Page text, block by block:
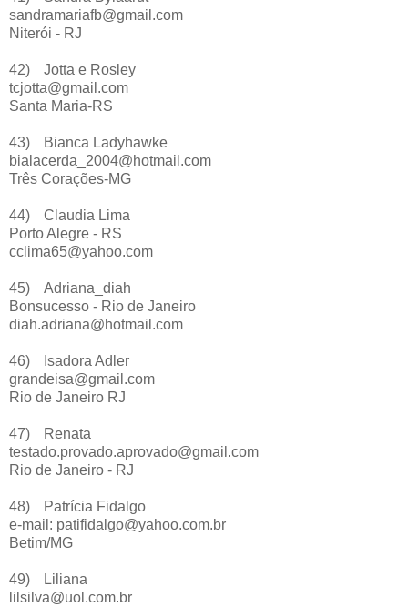
sandramariafb@gmail.com
Niterói - RJ
42)
Jotta e Rosley
tcjotta@gmail.com
Santa Maria-RS
43)
Bianca Ladyhawke
bialacerda_2004@hotmail.com
Três Corações-MG
44)
Claudia Lima
Porto Alegre - RS
cclima65@yahoo.com
45)
Adriana_diah
Bonsucesso - Rio de Janeiro
diah.adriana@hotmail.com
46)
Isadora Adler
grandeisa@gmail.com
Rio de Janeiro RJ
47)
Renata
testado.provado.aprovado@gmail.com
Rio de Janeiro - RJ
48)
Patrícia Fidalgo
e-mail: patifidalgo@yahoo.com.br
Betim/MG
49)
Liliana
lilsilva@uol.com.br